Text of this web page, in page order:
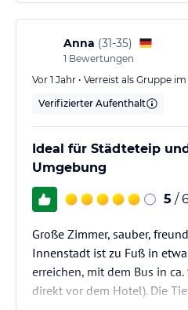
Hoteliers-/Veranstalter-/
ohne Gewähr und ohne Prüfung
lies vor der Buchung die
Anna (31-35)
1 Bewertungen
Vor 1 Jahr • Verreist als Gruppe
Verifizierter Aufenthalt
Ideal für Städteteip
Umgebung
5 /
Große Zimmer, sauber,
Innenstadt ist zu Fuß in
erreichen, mit dem Bus in
direkt vor dem Hotel). Die